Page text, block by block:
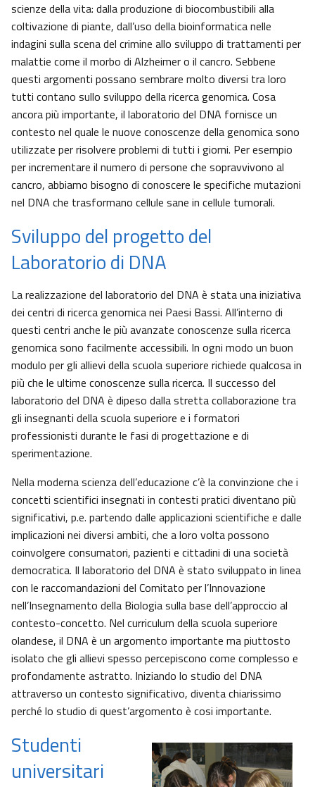
scienze della vita: dalla produzione di biocombustibili alla
coltivazione di piante, dall’uso della bioinformatica nelle
indagini sulla scena del crimine allo sviluppo di trattamenti per
malattie come il morbo di Alzheimer o il cancro. Sebbene
questi argomenti possano sembrare molto diversi tra loro
tutti contano sullo sviluppo della ricerca genomica. Cosa
ancora più importante, il laboratorio del DNA fornisce un
contesto nel quale le nuove conoscenze della genomica sono
utilizzate per risolvere problemi di tutti i giorni. Per esempio
per incrementare il numero di persone che sopravvivono al
cancro, abbiamo bisogno di conoscere le specifiche mutazioni
nel DNA che trasformano cellule sane in cellule tumorali.
Sviluppo del progetto del
Laboratorio di DNA
La realizzazione del laboratorio del DNA è stata una iniziativa
dei centri di ricerca genomica nei Paesi Bassi. All’interno di
questi centri anche le più avanzate conoscenze sulla ricerca
genomica sono facilmente accessibili. In ogni modo un buon
modulo per gli allievi della scuola superiore richiede qualcosa in
più che le ultime conoscenze sulla ricerca. Il successo del
laboratorio del DNA è dipeso dalla stretta collaborazione tra
gli insegnanti della scuola superiore e i formatori
professionisti durante le fasi di progettazione e di
sperimentazione.
Nella moderna scienza dell’educazione c’è la convinzione che i
concetti scientifici insegnati in contesti pratici diventano più
significativi, p.e. partendo dalle applicazioni scientifiche e dalle
implicazioni nei diversi ambiti, che a loro volta possono
coinvolgere consumatori, pazienti e cittadini di una società
democratica. Il laboratorio del DNA è stato sviluppato in linea
con le raccomandazioni del Comitato per l’Innovazione
nell’Insegnamento della Biologia sulla base dell’approccio al
contesto-concetto. Nel curriculum della scuola superiore
olandese, il DNA è un argomento importante ma piuttosto
isolato che gli allievi spesso percepiscono come complesso e
profondamente astratto. Iniziando lo studio del DNA
attraverso un contesto significativo, diventa chiarissimo
perché lo studio di quest’argomento è cosi importante.
Studenti
universitari